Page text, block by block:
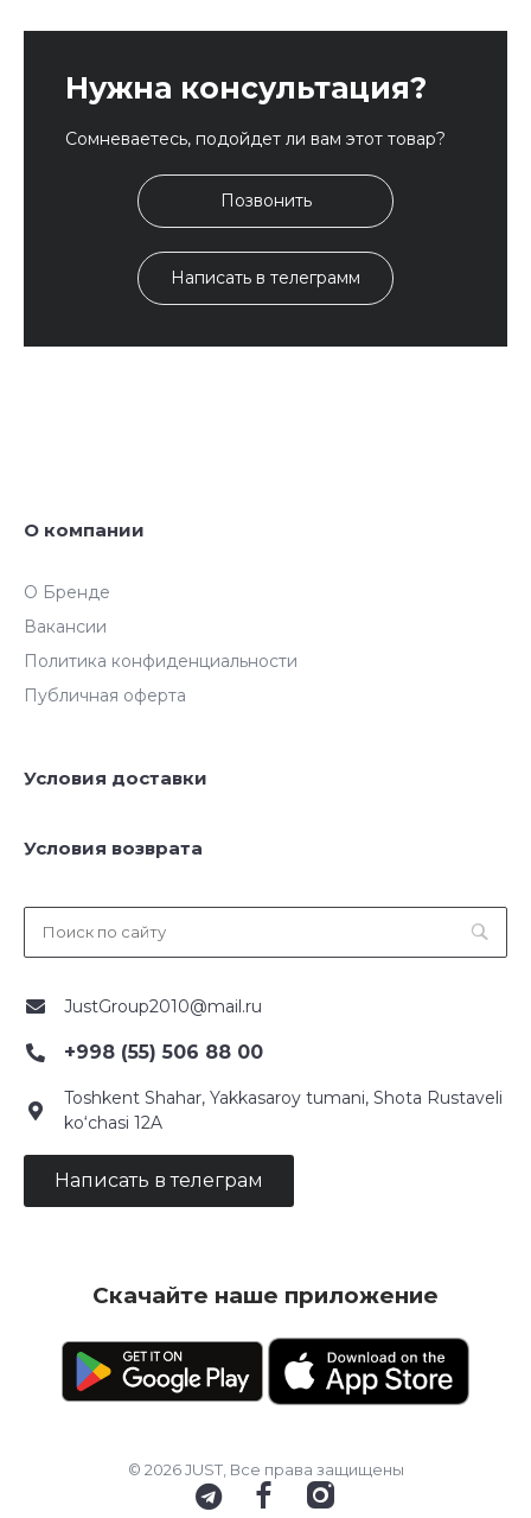
Нужна консультация?
Сомневаетесь, подойдет ли вам этот товар?
Позвонить
Написать в телеграмм
О компании
О Бренде
Вакансии
Политика конфиденциальности
Публичная оферта
Условия доставки
Условия возврата
JustGroup2010@mail.ru
+998 (55) 506 88 00
Toshkent Shahar, Yakkasaroy tumani, Shota Rustaveli
ko‘chasi 12A
Написать в телеграм
Скачайте наше приложение
© 2026 JUST, Все права защищены